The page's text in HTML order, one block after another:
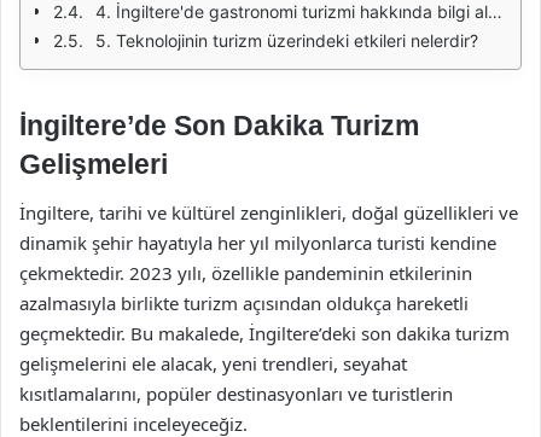
4. İngiltere'de gastronomi turizmi hakkında bilgi alabilir miyim?
5. Teknolojinin turizm üzerindeki etkileri nelerdir?
İngiltere’de Son Dakika Turizm
Gelişmeleri
İngiltere, tarihi ve kültürel zenginlikleri, doğal güzellikleri ve
dinamik şehir hayatıyla her yıl milyonlarca turisti kendine
çekmektedir. 2023 yılı, özellikle pandeminin etkilerinin
azalmasıyla birlikte turizm açısından oldukça hareketli
geçmektedir. Bu makalede, İngiltere’deki son dakika turizm
gelişmelerini ele alacak, yeni trendleri, seyahat
kısıtlamalarını, popüler destinasyonları ve turistlerin
beklentilerini inceleyeceğiz.